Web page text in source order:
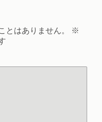
とはありません。
※